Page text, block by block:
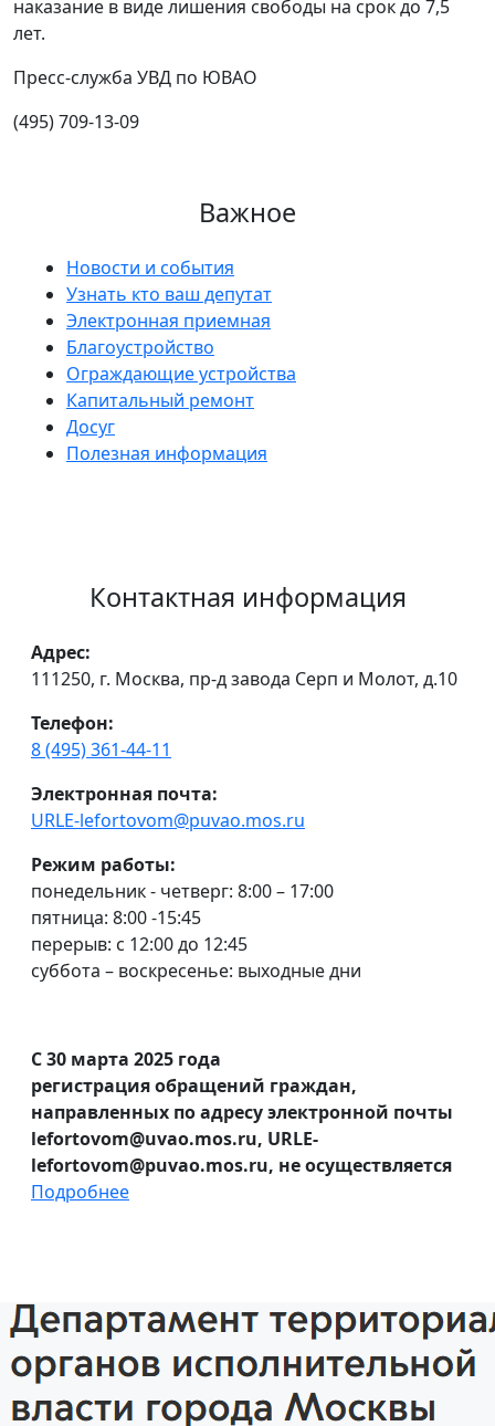
наказание в виде лишения свободы на срок до 7,5
лет.
Пресс-служба УВД по ЮВАО
(495) 709-13-09
Важное
Новости и события
Узнать кто ваш депутат
Электронная приемная
Благоустройство
Ограждающие устройства
Капитальный ремонт
Досуг
Полезная информация
Контактная информация
Адрес:
111250, г. Москва, пр-д завода Серп и Молот, д.10
Телефон:
8 (495) 361-44-11
Электронная почта:
URLE-lefortovom@puvao.mos.ru
Режим работы:
понедельник - четверг: 8:00 – 17:00
пятница: 8:00 -15:45
перерыв: с 12:00 до 12:45
суббота – воскресенье: выходные дни
С 30 марта 2025 года
регистрация обращений граждан,
направленных по адресу электронной почты
lefortovom@uvao.mos.ru, URLE-
lefortovom@puvao.mos.ru, не осуществляется
Подробнее